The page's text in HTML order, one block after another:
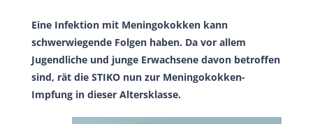
Eine Infektion mit Meningokokken kann
schwerwiegende Folgen haben. Da vor allem
Jugendliche und junge Erwachsene davon betroffen
sind, rät die STIKO nun zur Meningokokken-
Impfung in dieser Altersklasse.